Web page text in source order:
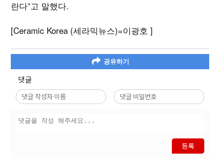
란다”고 말했다.
[Ceramic Korea (세라믹뉴스)=이광호 ]
공유하기
댓글
등록